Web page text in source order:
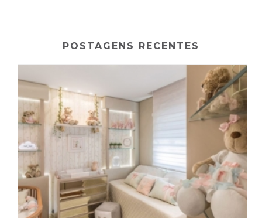
POSTAGENS RECENTES